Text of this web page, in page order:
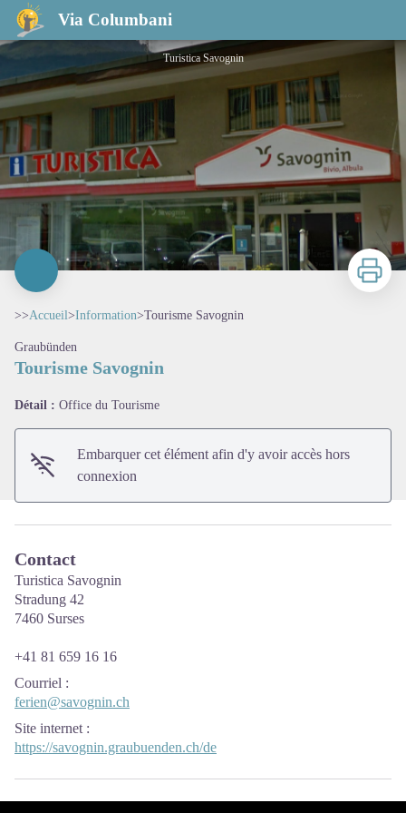
Via Columbani
Tourisme Savognin
Turistica Savognin
Imprimer
>>Accueil>Information>Tourisme Savognin
Graubünden
Tourisme Savognin
Détail : Office du Tourisme
Embarquer cet élément afin d'y avoir accès hors
connexion
Contact
Turistica Savognin
Stradung 42
7460 Surses
+41 81 659 16 16
Courriel :
ferien@savognin.ch
Site internet :
https://savognin.graubuenden.ch/de